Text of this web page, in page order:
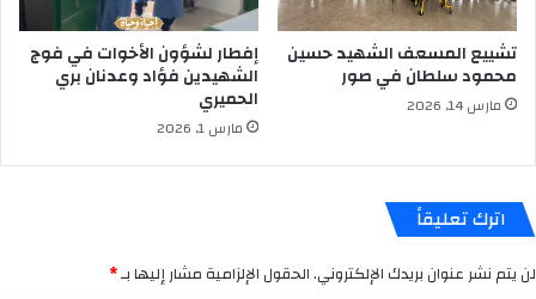
تشييع المسعف الشهيد حسين
محمود سلطان في صور
مارس 14, 2026
إفطار لشؤون الأخوات في فوج
الشهيدين فؤاد وعدنان بري
الحميري
مارس 1, 2026
اترك تعليقاً
لن يتم نشر عنوان بريدك الإلكتروني.الحقول الإلزامية مشار إليها بـ*